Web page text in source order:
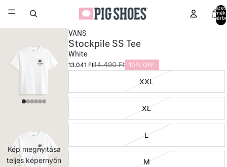
Összes
termék
Kép megnyitása
teljes képernyőn
VANS
Stockpile SS Tee
White
13.041 Ft14.490 Ft 10% OFF
XXL
XL
L
M